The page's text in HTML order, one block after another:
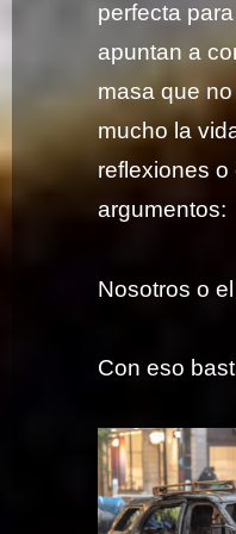
perfecta
apuntan a
masa que
mucho la
reflexiones o
argumentos:
Nosotros o
Con eso